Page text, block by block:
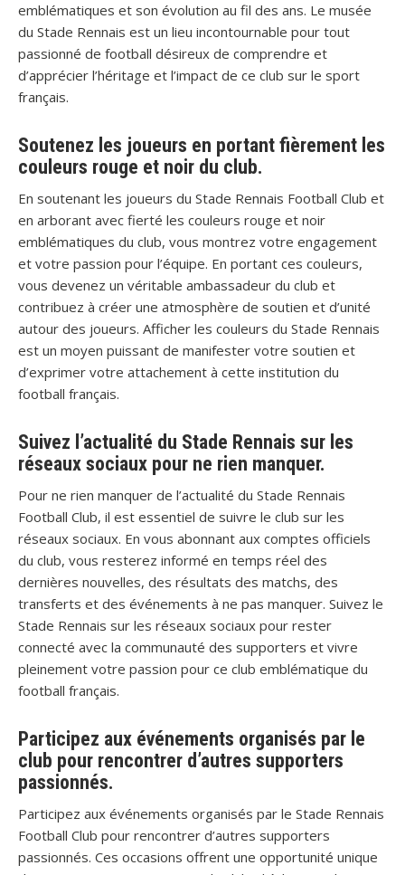
emblématiques et son évolution au fil des ans. Le musée
du Stade Rennais est un lieu incontournable pour tout
passionné de football désireux de comprendre et
d’apprécier l’héritage et l’impact de ce club sur le sport
français.
Soutenez les joueurs en portant fièrement les
couleurs rouge et noir du club.
En soutenant les joueurs du Stade Rennais Football Club et
en arborant avec fierté les couleurs rouge et noir
emblématiques du club, vous montrez votre engagement
et votre passion pour l’équipe. En portant ces couleurs,
vous devenez un véritable ambassadeur du club et
contribuez à créer une atmosphère de soutien et d’unité
autour des joueurs. Afficher les couleurs du Stade Rennais
est un moyen puissant de manifester votre soutien et
d’exprimer votre attachement à cette institution du
football français.
Suivez l’actualité du Stade Rennais sur les
réseaux sociaux pour ne rien manquer.
Pour ne rien manquer de l’actualité du Stade Rennais
Football Club, il est essentiel de suivre le club sur les
réseaux sociaux. En vous abonnant aux comptes officiels
du club, vous resterez informé en temps réel des
dernières nouvelles, des résultats des matchs, des
transferts et des événements à ne pas manquer. Suivez le
Stade Rennais sur les réseaux sociaux pour rester
connecté avec la communauté des supporters et vivre
pleinement votre passion pour ce club emblématique du
football français.
Participez aux événements organisés par le
club pour rencontrer d’autres supporters
passionnés.
Participez aux événements organisés par le Stade Rennais
Football Club pour rencontrer d’autres supporters
passionnés. Ces occasions offrent une opportunité unique